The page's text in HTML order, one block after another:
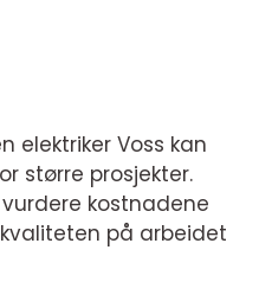
elektriker Voss kan
større prosjekter.
kostnadene
på arbeidet